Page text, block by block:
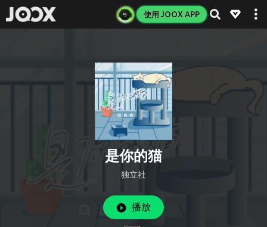
使用 JOOX APP
是你的猫
独立社
播放